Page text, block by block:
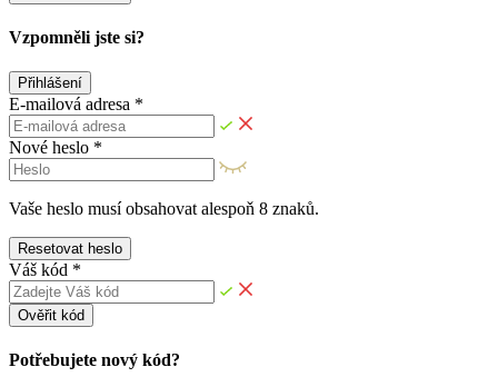
Vzpomněli jste si?
Přihlášení
E-mailová adresa *
Nové heslo *
Vaše heslo musí obsahovat alespoň 8 znaků.
Resetovat heslo
Váš kód *
Ověřit kód
Potřebujete nový kód?